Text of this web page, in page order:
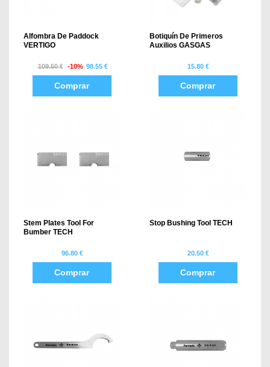
Alfombra De Paddock
VERTIGO
109.50 € -10% 98.55 €
Comprar
Botiquín De Primeros
Auxilios GASGAS
15.80 €
Comprar
Stem Plates Tool For
Bumber TECH
96.80 €
Comprar
Stop Bushing Tool TECH
20.50 €
Comprar